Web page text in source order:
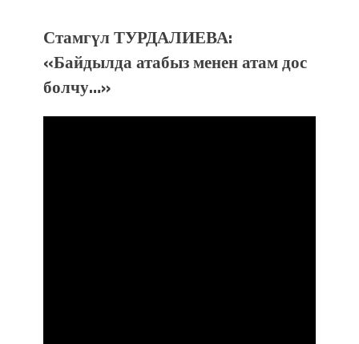
Стамгүл ТУРДАЛИЕВА:
«Байдылда атабыз менен атам дос
болчу…»